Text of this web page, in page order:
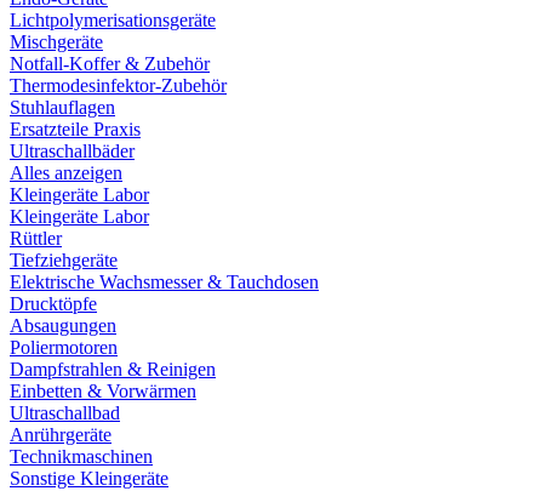
Lichtpolymerisationsgeräte
Mischgeräte
Notfall-Koffer & Zubehör
Thermodesinfektor-Zubehör
Stuhlauflagen
Ersatzteile Praxis
Ultraschallbäder
Alles anzeigen
Kleingeräte Labor
Kleingeräte Labor
Rüttler
Tiefziehgeräte
Elektrische Wachsmesser & Tauchdosen
Drucktöpfe
Absaugungen
Poliermotoren
Dampfstrahlen & Reinigen
Einbetten & Vorwärmen
Ultraschallbad
Anrührgeräte
Technikmaschinen
Sonstige Kleingeräte